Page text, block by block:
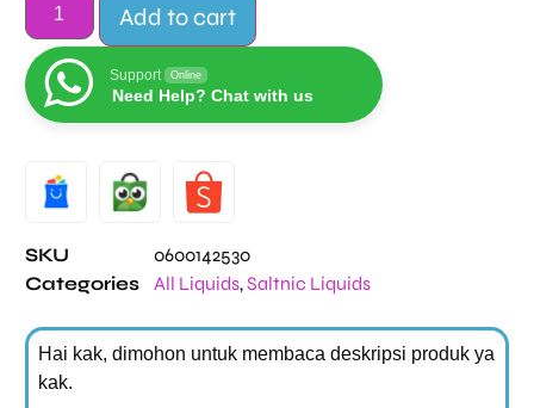
Add to cart
Support Online
Need Help? Chat with us
SKU
0600142530
Categories
All Liquids,Saltnic Liquids
Hai kak, dimohon untuk membaca deskripsi produk ya
kak.